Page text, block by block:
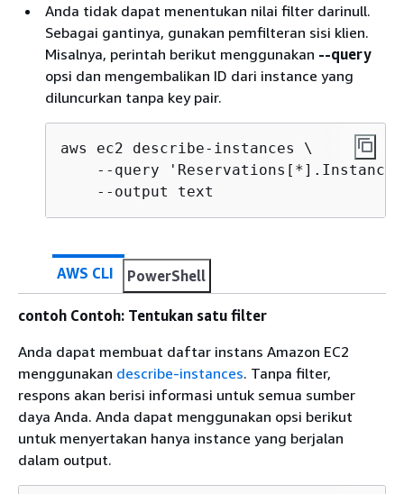
Anda tidak dapat menentukan nilai filter darinull.
Sebagai gantinya, gunakan pemfilteran sisi klien.
Misalnya, perintah berikut menggunakan --query
opsi dan mengembalikan ID dari instance yang
diluncurkan tanpa key pair.
aws ec2 describe-instances \
--query
    --output text
AWS CLI PowerShell
contoh Contoh: Tentukan satu filter
Anda dapat membuat daftar instans Amazon EC2
menggunakan describe-instances. Tanpa filter,
respons akan berisi informasi untuk semua sumber
daya Anda. Anda dapat menggunakan opsi berikut
untuk menyertakan hanya instance yang berjalan
dalam output.